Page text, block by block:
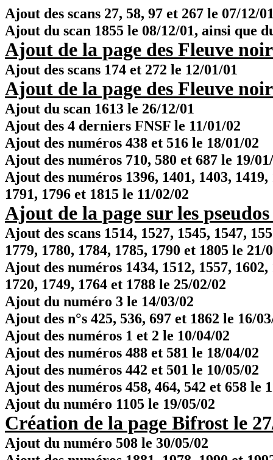
Ajout des scans 27, 58, 97 et 267 le 07/12/
Ajout du scan 1855 le 08/12/01, ainsi que
Ajout de la page des Fleuve
Ajout des scans 174 et 272 le 12/01/01
Ajout de la page des Fleuve
Ajout du scan 1613 le 26/12/01
Ajout des 4 derniers FNSF le 11/01/02
Ajout des numéros 438 et 516 le 18/01/02
Ajout des numéros 710, 580 et 687 le 19/
Ajout des numéros 1396, 1401, 1403,
1791, 1796 et 1815 le 11/02/02
Ajout de la page sur les
Ajout des scans 1514, 1527, 1545, 1547,
1779, 1780, 1784, 1785, 1790 et 1805 le 21/
Ajout des numéros 1434, 1512, 1557,
1720, 1749, 1764 et 1788 le 25/02/02
Ajout du numéro 3 le 14/03/02
Ajout des n°s 425, 536, 697 et 1862 le 16/
Ajout des numéros 1 et 2 le 10/04/02
Ajout des numéros 488 et 581 le 18/04/02
Ajout des numéros 442 et 501 le 10/05/02
Ajout des numéros 458, 464, 542 et 658 le
Ajout du numéro 1105 le 19/05/02
Création de la page Bifrost le
Ajout du numéro 508 le 30/05/02